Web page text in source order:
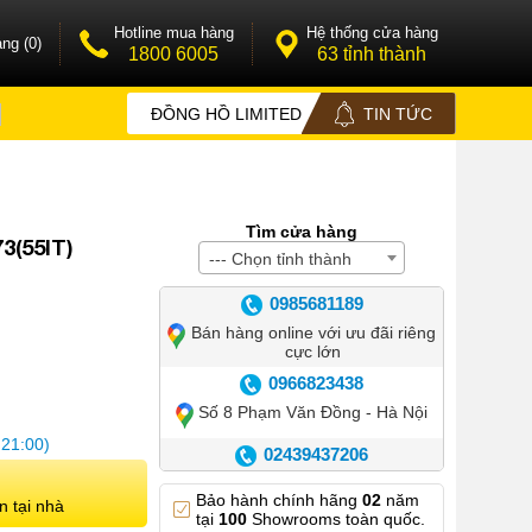
(0)
Hotline mua hàng
1800 6005
Hệ thống cửa hàng
63 tỉnh thành
ĐỒNG HỒ LIMITED TIN TỨC
tại nhà
Tìm cửa hàng
--- Chọn tỉnh thành
0985681189
Bán hàng online với ưu đãi riêng
cực lớn
0966823438
Số 8 Phạm Văn Đồng - Hà Nội
02439437206
Số 42 Phố Huế - Hoàn Kiếm –
Hà Nội
Bảo hành chính hãng 02năm
tại 100Showrooms toàn quốc.